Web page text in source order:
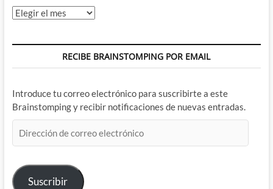
Archivos
RECIBE BRAINSTOMPING POR EMAIL
Introduce tu correo electrónico para suscribirte a este
Brainstomping y recibir notificaciones de nuevas entradas.
de
electrónico
Suscribir